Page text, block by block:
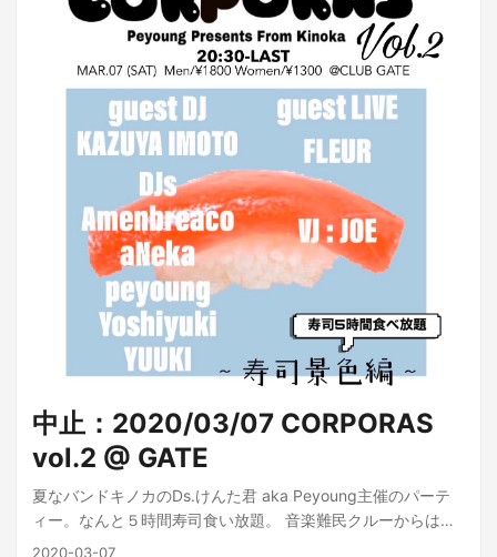
中止：2020/03/07 CORPORAS
vol.2 @ GATE
夏なバンドキノカのDs.けんた君 aka Peyoung主催のパーテ
ィー。なんと５時間寿司食い放題。 音楽難民クルーからは
AmenbreacoがDJ、JOEがVJで出演します。 CORPORAS
2020-03-07